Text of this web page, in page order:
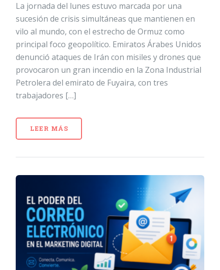
La jornada del lunes estuvo marcada por una
sucesión de crisis simultáneas que mantienen en
vilo al mundo, con el estrecho de Ormuz como
principal foco geopolítico. Emiratos Árabes Unidos
denunció ataques de Irán con misiles y drones que
provocaron un gran incendio en la Zona Industrial
Petrolera del emirato de Fuyaira, con tres
trabajadores […]
LEER MÁS